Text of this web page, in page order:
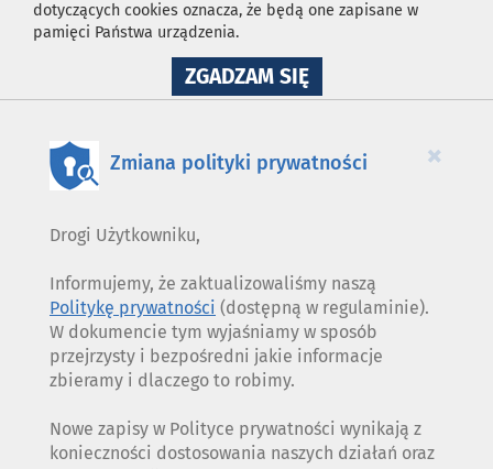
dotyczących cookies oznacza, że będą one zapisane w
pamięci Państwa urządzenia.
ZGADZAM SIĘNA
WYKORZYSTANIE
×
Zmiana polityki prywatności
Drogi Użytkowniku,
Informujemy, że zaktualizowaliśmy naszą
Politykę prywatności (dostępną w regulaminie).
W dokumencie tym wyjaśniamy w sposób
przejrzysty i bezpośredni jakie informacje
zbieramy i dlaczego to robimy.
Nowe zapisy w Polityce prywatności wynikają z
konieczności dostosowania naszych działań oraz